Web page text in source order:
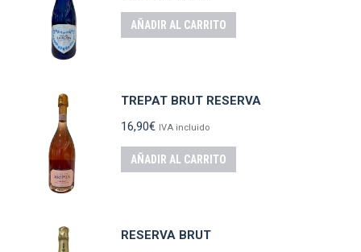
AÑADIR AL CARRITO
TREPAT BRUT RESERVA
16,90€ IVA incluido
AÑADIR AL CARRITO
RESERVA BRUT